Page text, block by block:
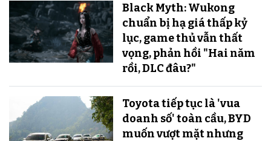
Black Myth: Wukong
chuẩn bị hạ giá thấp kỷ
lục, game thủ vẫn thất
vọng, phản hồi "Hai năm
rồi, DLC đâu?"
Toyota tiếp tục là 'vua
doanh số' toàn cầu, BYD
muốn vượt mặt nhưng